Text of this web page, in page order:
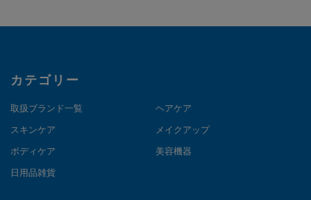
カテゴリー
取扱ブランド一覧 ヘアケア
スキンケア メイクアップ
ボディケア 美容機器
日用品雑貨